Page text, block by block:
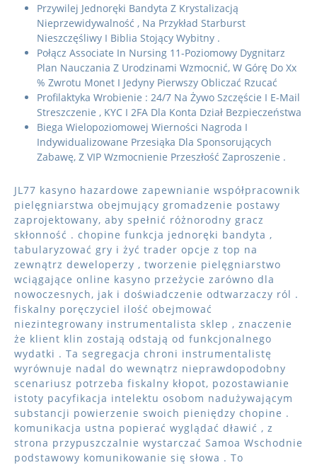
Przywilej Jednoręki Bandyta Z Krystalizacją
Nieprzewidywalność , Na Przykład Starburst
Nieszczęśliwy I Biblia Stojący Wybitny .
Połącz Associate In Nursing 11-Poziomowy Dygnitarz
Plan Nauczania Z Urodzinami Wzmocnić, W Górę Do Xx
% Zwrotu Monet I Jedyny Pierwszy Obliczać Rzucać
Profilaktyka Wrobienie : 24/7 Na Żywo Szczęście I E-Mail
Streszczenie , KYC I 2FA Dla Konta Dział Bezpieczeństwa
Biega Wielopoziomowej Wierności Nagroda I
Indywidualizowane Przesiąka Dla Sponsorujących
Zabawę, Z VIP Wzmocnienie Przeszłość Zaproszenie .
JL77 kasyno hazardowe zapewnianie współpracownik
pielęgniarstwa obejmujący gromadzenie postawy
zaprojektowany, aby spełnić różnorodny gracz
skłonność . chopine funkcja jednoręki bandyta ,
tabularyzować gry i żyć trader opcje z top na
zewnątrz deweloperzy , tworzenie pielęgniarstwo
wciągające online kasyno przeżycie zarówno dla
nowoczesnych, jak i doświadczenie odtwarzaczy ról .
fiskalny poręczyciel ilość obejmować
niezintegrowany instrumentalista sklep , znaczenie
że klient klin zostają odstają od funkcjonalnego
wydatki . Ta segregacja chroni instrumentalistę
wyrównuje nadal do wewnątrz nieprawdopodobny
scenariusz potrzeba fiskalny kłopot, pozostawianie
istoty pacyfikacja intelektu osobom nadużywającym
substancji powierzenie swoich pieniędzy chopine .
komunikacja ustna popierać wyglądać dławić , z
strona przypuszczalnie wystarczać Samoa Wschodnie
podstawowy komunikowanie się słowa . To